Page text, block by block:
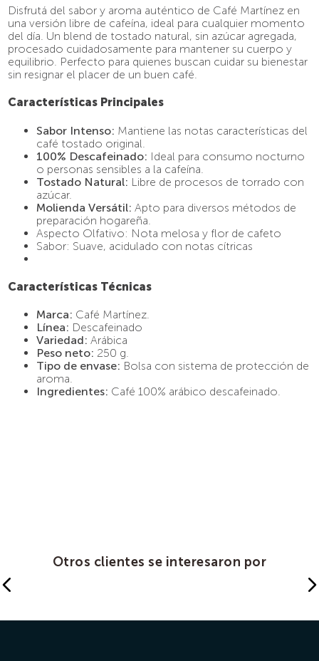
Disfrutá del sabor y aroma auténtico de Café Martínez en
una versión libre de cafeína, ideal para cualquier momento
del día. Un blend de tostado natural, sin azúcar agregada,
procesado cuidadosamente para mantener su cuerpo y
equilibrio. Perfecto para quienes buscan cuidar su bienestar
sin resignar el placer de un buen café.
Características Principales
Sabor Intenso: Mantiene las notas características del
café tostado original.
100% Descafeinado: Ideal para consumo nocturno
o personas sensibles a la cafeína.
Tostado Natural: Libre de procesos de torrado con
azúcar.
Molienda Versátil: Apto para diversos métodos de
preparación hogareña.
Aspecto Olfativo: Nota melosa y flor de cafeto
Sabor: Suave, acidulado con notas cítricas
Características Técnicas
Marca: Café Martínez.
Línea: Descafeinado
Variedad: Arábica
Peso neto: 250 g.
Tipo de envase: Bolsa con sistema de protección de
aroma.
Ingredientes: Café 100% arábico descafeinado.
Otros clientes se interesaron por
8.
cápsulas
9.
café molido
10. espumador